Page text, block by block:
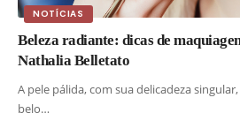
NOTÍCIAS
Beleza radiante: dicas de
Nathalia Belletato
A pele pálida, com sua delicadeza
belo…